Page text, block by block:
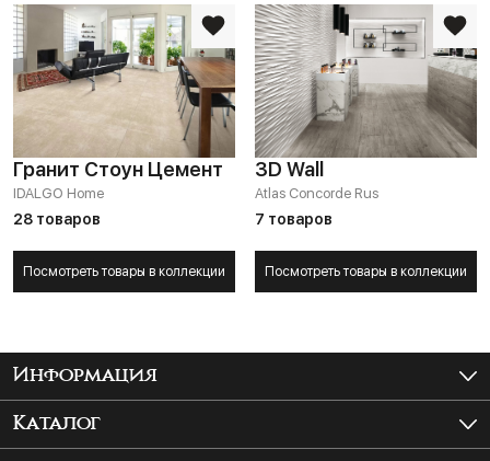
Гранит Стоун Цемент
IDALGO Home
28 товаров
Посмотреть товары в коллекции
3D Wall
Atlas Concorde Rus
7 товаров
Посмотреть товары в коллекции
Информация
Как купить?
Каталог